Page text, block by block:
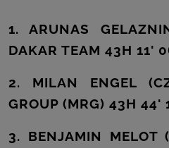
1. ARUNAS
DAKAR TEAM 43H 11'
2. MILAN ENGEL
GROUP (MRG) 43H 44'
3. BENJAMIN MELOT